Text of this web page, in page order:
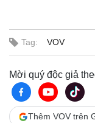
Tag: VOV
Mời quý độc giả
Thêm VOV trên